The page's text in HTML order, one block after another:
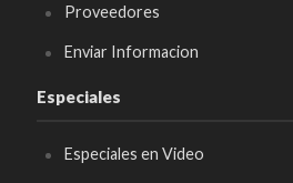
Proveedores
Enviar Informacion
Especiales
Especiales en Video